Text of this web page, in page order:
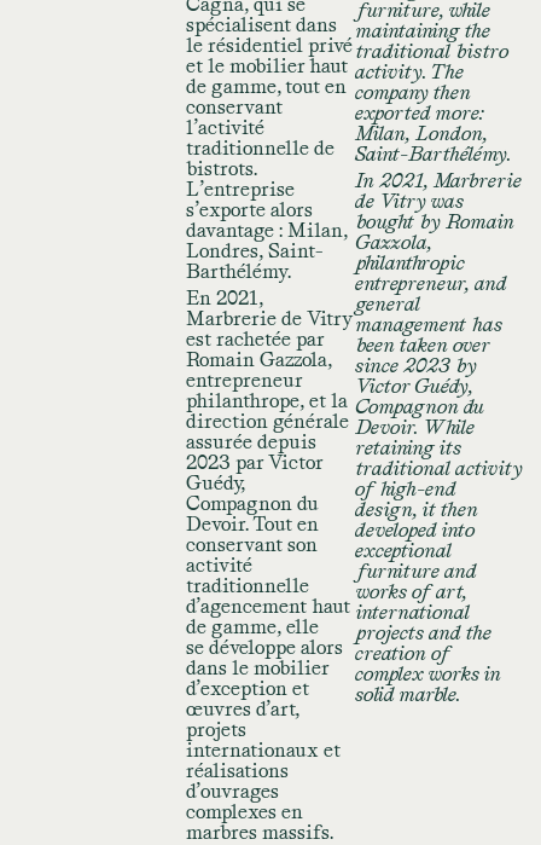
spécialisent dans
le résidentiel privé
et le mobilier haut
de gamme, tout en
conservant
l’activité
traditionnelle de
bistrots.
L’entreprise
s’exporte alors
davantage : Milan,
Londres, Saint-
Barthélémy.
En 2021,
Marbrerie de Vitry
est rachetée par
Romain Gazzola,
entrepreneur
philanthrope, et la
direction générale
assurée depuis
2023 par Victor
Guédy,
Compagnon du
Devoir. Tout en
conservant son
activité
traditionnelle
d’agencement haut
de gamme, elle
se développe alors
dans le mobilier
d’exception et
œuvres d’art,
projets
internationaux et
réalisations
d’ouvrages
complexes en
marbres massifs.
furniture, while
maintaining the
traditional bistro
activity. The
company then
exported more:
Milan, London,
Saint-Barthélémy.
In 2021, Marbrerie
de Vitry was
bought by Romain
Gazzola,
philanthropic
entrepreneur, and
general
management has
been taken over
since 2023 by
Victor Guédy,
Compagnon du
Devoir. While
retaining its
traditional activity
of high-end
design, it then
developed into
exceptional
furniture and
works of art,
international
projects and the
creation of
complex works in
solid marble.